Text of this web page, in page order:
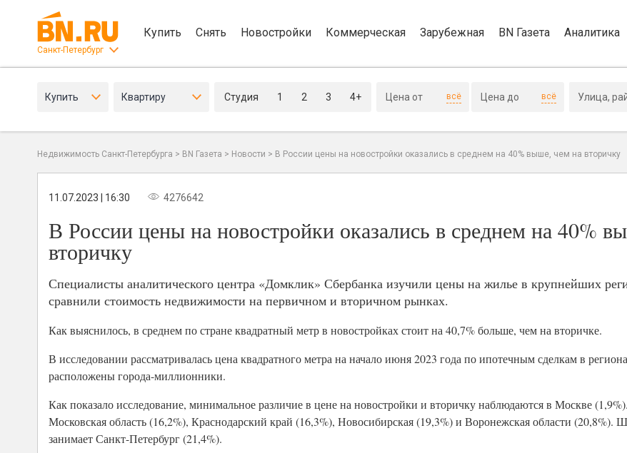
Санкт-Петербург
Купить Снять Новостройки Коммерческая Зарубежная BN Газета Аналитика
Купить Квартиру Студия 1 2 3 4+ всё всё
Недвижимость Санкт-Петербурга > BN Газета > Новости > В России цены на новостройки оказались в среднем на 40% выше, чем на вторичку
11.07.2023 | 16:30 4276642
В России цены на новостройки оказались в среднем на 40%
вторичку
Специалисты аналитического центра «Домклик» Сбербанка изучили цены на жилье в крупнейших
сравнили стоимость недвижимости на первичном и вторичном рынках.
Как выяснилось, в среднем по стране квадратный метр в новостройках стоит на 40,7% больше, чем на вторичке.
В исследовании рассматривалась цена квадратного метра на начало июня 2023 года по ипотечным сделкам в
расположены города-миллионники.
Как показало исследование, минимальное различие в цене на новостройки и вторичку наблюдаются в Москве
Московская область (16,2%), Краснодарский край (16,3%), Новосибирская (19,3%) и Воронежская области (20,8%).
занимает Санкт-Петербург (21,4%).